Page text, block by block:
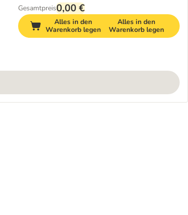
Gesamtpreis0,00 €
Alles in den
Warenkorb legen
Alles in den
Warenkorb legen